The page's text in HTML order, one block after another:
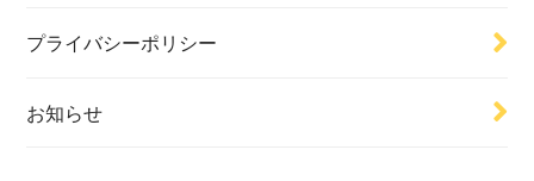
プライバシーポリシー
お知らせ